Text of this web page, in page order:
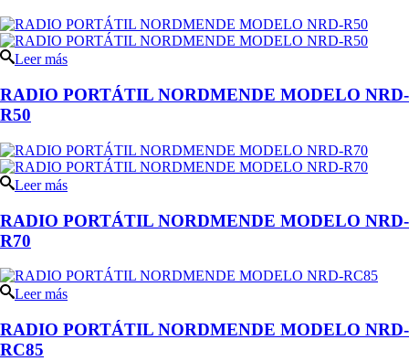
Leer más
RADIO PORTÁTIL NORDMENDE MODELO NRD-
R50
Leer más
RADIO PORTÁTIL NORDMENDE MODELO NRD-
R70
Leer más
RADIO PORTÁTIL NORDMENDE MODELO NRD-
RC85